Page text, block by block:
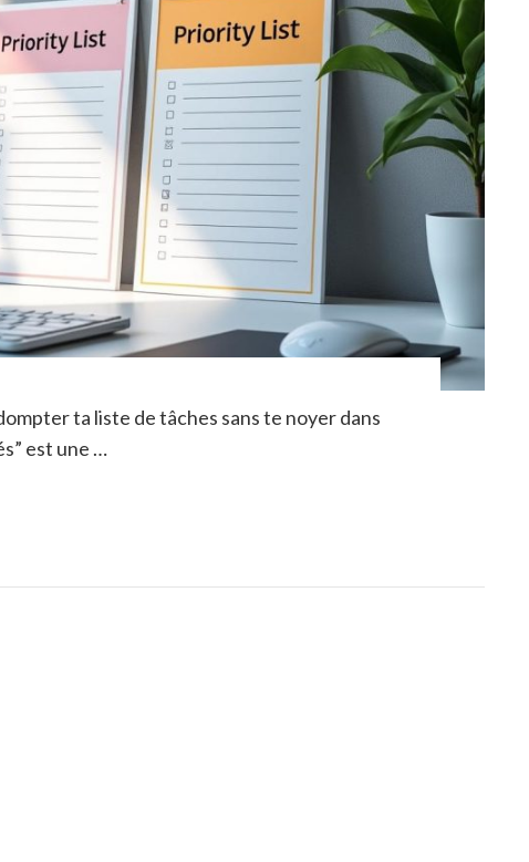
ta liste de tâches sans te noyer dans
est une …